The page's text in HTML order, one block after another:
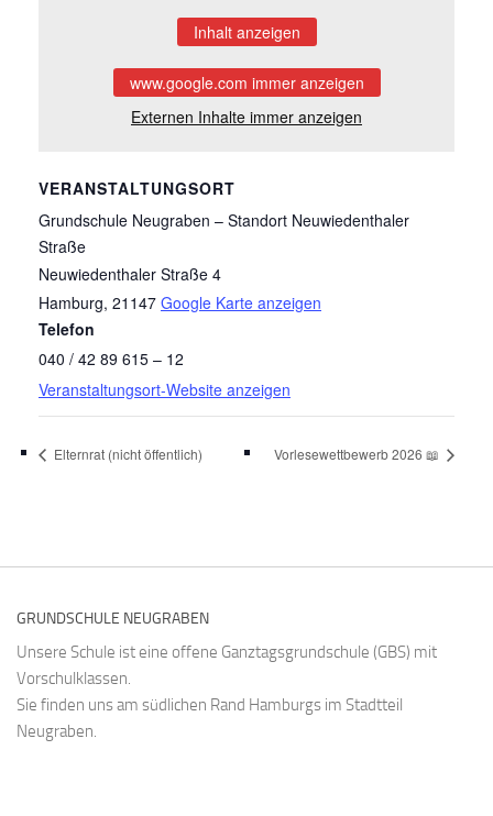
VERANSTALTUNGSORT
Grundschule Neugraben – Standort Neuwiedenthaler
Straße
Neuwiedenthaler Straße 4
Hamburg, 21147 Google Karte anzeigen
Telefon
040 / 42 89 615 – 12
Veranstaltungsort-Website anzeigen
Inhalt anzeigen
www.google.com immer anzeigen
Externen Inhalte immer anzeigen
Elternrat (nicht öffentlich) Vorlesewettbewerb 2026 📖
GRUNDSCHULE NEUGRABEN
Unsere Schule ist eine offene Ganztagsgrundschule (GBS) mit
Vorschulklassen.
Sie finden uns am südlichen Rand Hamburgs im Stadtteil
Neugraben.